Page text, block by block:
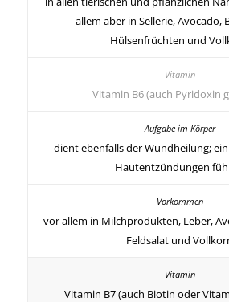
allem aber in Sellerie, Avocado,
Hülsenfrüchten und
Vitamin B6 (auch Pyridoxin
dient ebenfalls der Wundheilung;
Hautentzündungen
vor allem in Milchprodukten, Leber,
Feldsalat und
Vitamin B7 (auch Biotin oder